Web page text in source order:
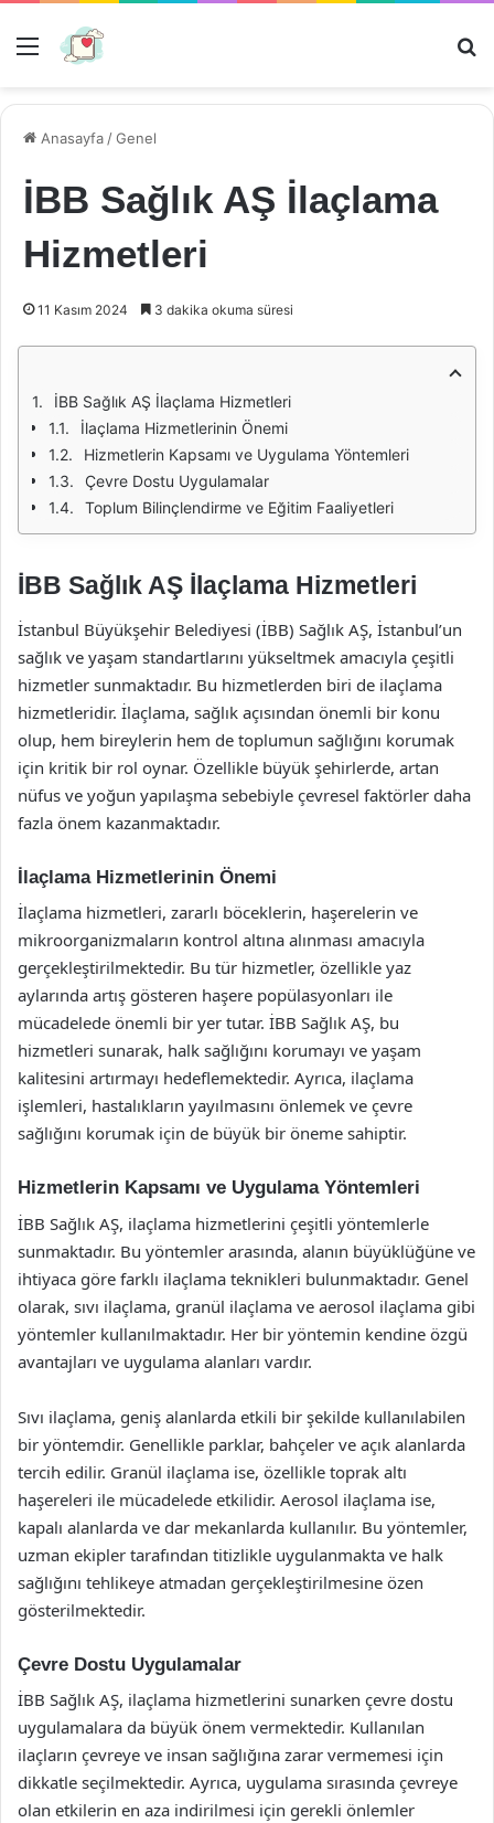
Menü
Anasayfa /Genel
İBB Sağlık AŞ İlaçlama
Hizmetleri
11 Kasım 2024 3 dakika okuma süresi
İBB Sağlık AŞ İlaçlama Hizmetleri
İlaçlama Hizmetlerinin Önemi
Hizmetlerin Kapsamı ve Uygulama Yöntemleri
Çevre Dostu Uygulamalar
Toplum Bilinçlendirme ve Eğitim Faaliyetleri
İBB Sağlık AŞ İlaçlama Hizmetleri
İstanbul Büyükşehir Belediyesi (İBB) Sağlık AŞ, İstanbul’un
sağlık ve yaşam standartlarını yükseltmek amacıyla çeşitli
hizmetler sunmaktadır. Bu hizmetlerden biri de ilaçlama
hizmetleridir. İlaçlama, sağlık açısından önemli bir konu
olup, hem bireylerin hem de toplumun sağlığını korumak
için kritik bir rol oynar. Özellikle büyük şehirlerde, artan
nüfus ve yoğun yapılaşma sebebiyle çevresel faktörler daha
fazla önem kazanmaktadır.
İlaçlama Hizmetlerinin Önemi
İlaçlama hizmetleri, zararlı böceklerin, haşerelerin ve
mikroorganizmaların kontrol altına alınması amacıyla
gerçekleştirilmektedir. Bu tür hizmetler, özellikle yaz
aylarında artış gösteren haşere popülasyonları ile
mücadelede önemli bir yer tutar. İBB Sağlık AŞ, bu
hizmetleri sunarak, halk sağlığını korumayı ve yaşam
kalitesini artırmayı hedeflemektedir. Ayrıca, ilaçlama
işlemleri, hastalıkların yayılmasını önlemek ve çevre
sağlığını korumak için de büyük bir öneme sahiptir.
Hizmetlerin Kapsamı ve Uygulama Yöntemleri
İBB Sağlık AŞ, ilaçlama hizmetlerini çeşitli yöntemlerle
sunmaktadır. Bu yöntemler arasında, alanın büyüklüğüne ve
ihtiyaca göre farklı ilaçlama teknikleri bulunmaktadır. Genel
olarak, sıvı ilaçlama, granül ilaçlama ve aerosol ilaçlama gibi
yöntemler kullanılmaktadır. Her bir yöntemin kendine özgü
avantajları ve uygulama alanları vardır.
Sıvı ilaçlama, geniş alanlarda etkili bir şekilde kullanılabilen
bir yöntemdir. Genellikle parklar, bahçeler ve açık alanlarda
tercih edilir. Granül ilaçlama ise, özellikle toprak altı
haşereleri ile mücadelede etkilidir. Aerosol ilaçlama ise,
kapalı alanlarda ve dar mekanlarda kullanılır. Bu yöntemler,
uzman ekipler tarafından titizlikle uygulanmakta ve halk
sağlığını tehlikeye atmadan gerçekleştirilmesine özen
gösterilmektedir.
Çevre Dostu Uygulamalar
İBB Sağlık AŞ, ilaçlama hizmetlerini sunarken çevre dostu
uygulamalara da büyük önem vermektedir. Kullanılan
ilaçların çevreye ve insan sağlığına zarar vermemesi için
dikkatle seçilmektedir. Ayrıca, uygulama sırasında çevreye
olan etkilerin en aza indirilmesi için gerekli önlemler